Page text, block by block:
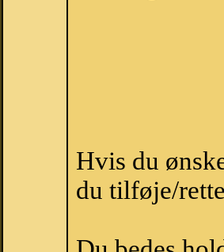
Hvis du
du tilføje/